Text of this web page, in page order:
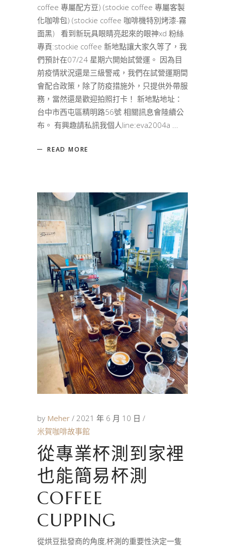
coffee 專屬配方豆) (stockie coffee 專屬客製
化咖啡包) (stockie coffee 咖啡機特別烤漆-霧
面黑) 看到新玩具眼睛亮起來的眼神xd 粉絲
專頁:stockie coffee 新地點讓大家久等了，我
們預計在07/24 星期六開始試營運。 因為目
前疫情狀況還是三級警戒，我們在試營運期間
會配合政策，除了防疫措施外，只提供外帶服
務，當然還是歡迎拍照打卡！ 新地點地址：
台中市西屯區精明路56號 相關訊息會陸續公
布。 有興趣請私訊我個人line:eva2004a
READ MORE
by Meher
2021 年 6 月 10 日
米賀咖啡故事館
從專業杯測到家裡
也能簡易杯測
COFFEE
CUPPING
從烘豆批發商的角度,杯測的重要性決定一隻